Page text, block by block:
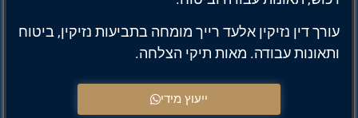
עורך דין נזיקין אלעד רייך מומחה בתביעות נזיקין, ביטוח
ותאונות עבודה. מאות תיקי הצלחה.
ייעוץ מידי